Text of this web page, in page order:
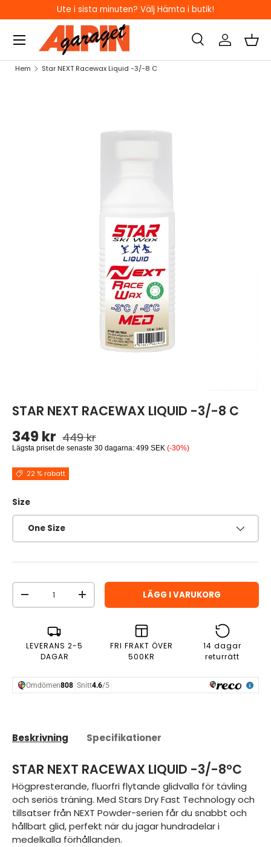
HOPPA TILL INNEHÅLL
Ute i sista minuten? Välj Hämta i butik!
Sök
Sök
Sök Logga inKorg
Hem Star NEXT Racewax Liquid -3/-8 C
STAR NEXT RACEWAX LIQUID -3/-8 C
Reapris
349 kr Ordinarie pris
449 kr
Lägsta priset de senaste 30 dagarna: 499 SEK (-30%)
22 % rabatt
Size
One Size
Antal
MINSKA ANTALÖKA ANTAL LÄGG I VARUKORG
LEVERANS 2-5
DAGAR
FRI FRAKT ÖVER
500KR
14 dagar
returrätt
Beskrivning Specifikationer
STAR NEXT RACEWAX LIQUID -3/-8°C
Högpresterande, fluorfri flytande glidvalla för tävling
och seriös träning. Med Stars Dry Fast Technology och
tillsatser från NEXT Powder-serien får du snabbt och
hållbart glid, perfekt när du jagar hundradelar i
medelkalla förhållanden.